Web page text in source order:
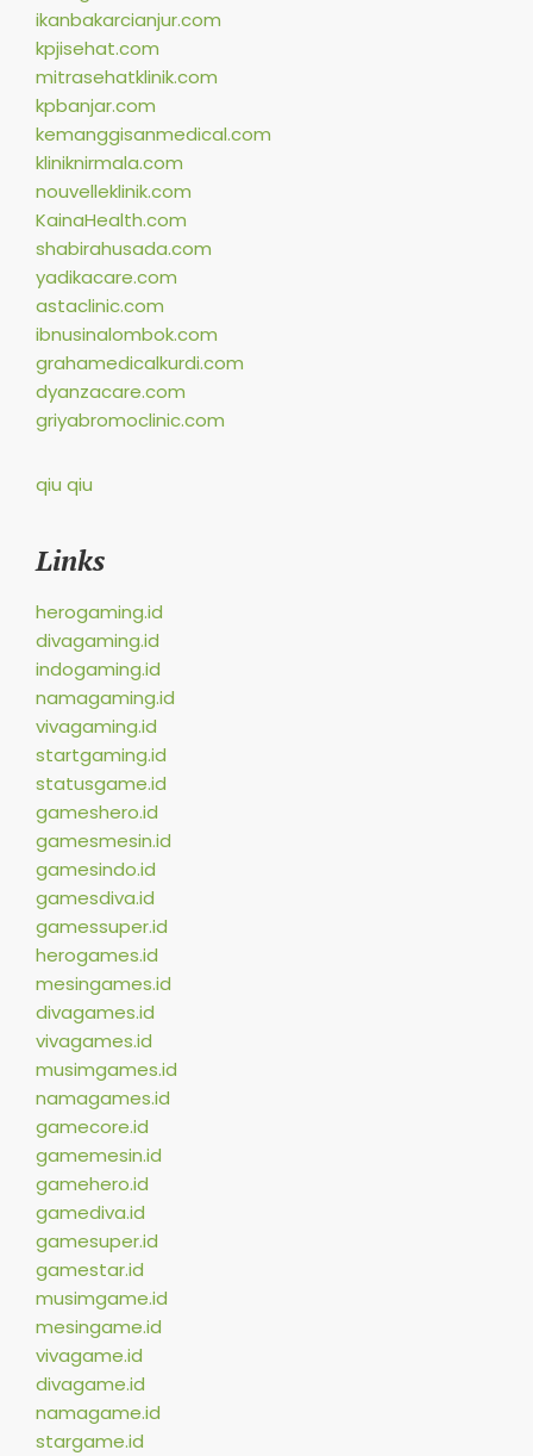
ikanbakarcianjur.com
kpjisehat.com
mitrasehatklinik.com
kpbanjar.com
kemanggisanmedical.com
kliniknirmala.com
nouvelleklinik.com
KainaHealth.com
shabirahusada.com
yadikacare.com
astaclinic.com
ibnusinalombok.com
grahamedicalkurdi.com
dyanzacare.com
griyabromoclinic.com
qiu qiu
Links
herogaming.id
divagaming.id
indogaming.id
namagaming.id
vivagaming.id
startgaming.id
statusgame.id
gameshero.id
gamesmesin.id
gamesindo.id
gamesdiva.id
gamessuper.id
herogames.id
mesingames.id
divagames.id
vivagames.id
musimgames.id
namagames.id
gamecore.id
gamemesin.id
gamehero.id
gamediva.id
gamesuper.id
gamestar.id
musimgame.id
mesingame.id
vivagame.id
divagame.id
namagame.id
stargame.id